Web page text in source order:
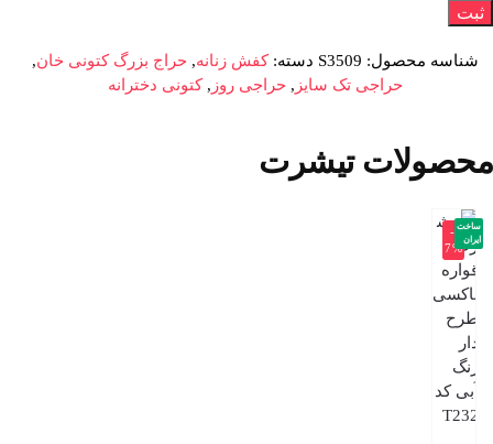
شناسه محصول: S3509 دسته:کفش زنانه, حراج بزرگ کتونی خان,
حراجی تک سایز , حراجی روز ,کتونی دخترانه
محصولات تیشرت
-5
7%
ساخت
ایران